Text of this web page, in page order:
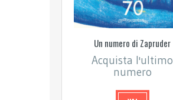
Un numero di Zapruder
Acquista l'ultimo
numero